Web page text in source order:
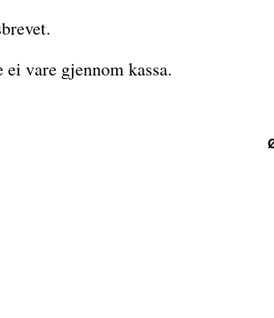
vare gjennom kassa.